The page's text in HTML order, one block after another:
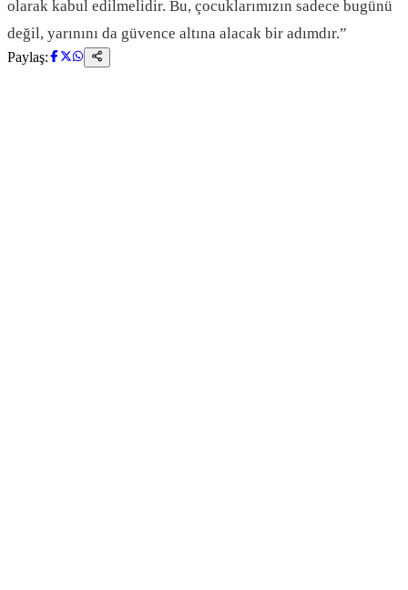
olarak kabul edilmelidir. Bu, çocuklarımızın sadece bugünü
değil, yarınını da güvence altına alacak bir adımdır.”
Paylaş: